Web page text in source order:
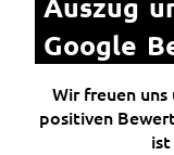
Google
Wir freuen
positiven
ist